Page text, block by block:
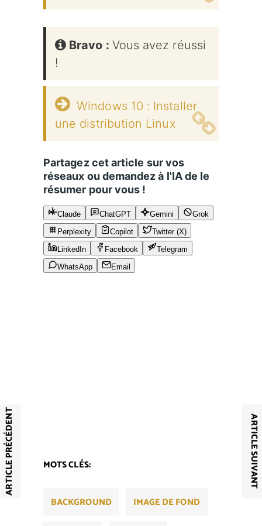
Bravo : Vous avez réussi
!
Windows 10 : Installer
une distribution Linux
Partagez cet article sur vos
réseaux ou demandez à l'IA de le
résumer pour vous !
Claude ChatGPT Gemini
Grok
Perplexity
Copilot
Twitter (X)
LinkedIn
Facebook
Telegram
WhatsApp
Email
MOTS CLÉS:
BACKGROUND IMAGE DE FOND
ARTICLE PRÉCÉDENT ARTICLE SUIVANT